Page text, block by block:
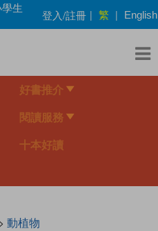
生
登入/註冊 | 繁 | English
好書推介
閱讀服務
十本好讀
動植物